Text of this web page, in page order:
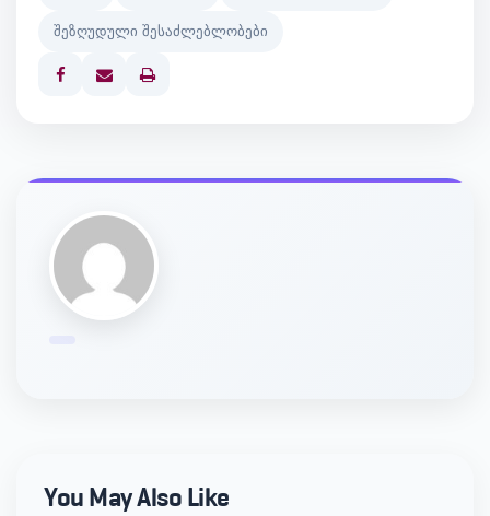
შეზღუდული შესაძლებლობები
Print
You May Also Like